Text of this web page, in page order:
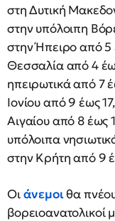
στη Δυτική
στην υπόλοιπη
στην Ήπειρο από 5
Θεσσαλία από 4
ηπειρωτικά από 7
Ιονίου από 9 έως
Αιγαίου από 8 έως
υπόλοιπα
στην Κρήτη από 9
Οιάνεμοιθα
βορειοανατολικοί